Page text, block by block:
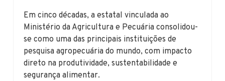
Em cinco décadas, a estatal vinculada ao
Ministério da Agricultura e Pecuária consolidou-
se como uma das principais instituições de
pesquisa agropecuária do mundo, com impacto
direto na produtividade, sustentabilidade e
segurança alimentar.